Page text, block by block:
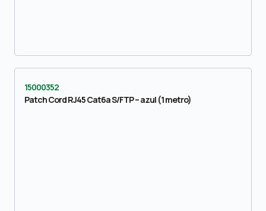
15000352
Patch Cord RJ45 Cat6a S/FTP – azul (1 metro)